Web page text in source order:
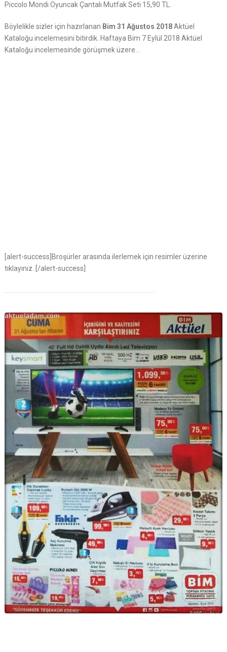
Piccolo Mondi Oyuncak Çantalı Mutfak Seti 15,90 TL.
Böylelikle sizler için hazırlanan Bim 31 Ağustos 2018Aktüel
Kataloğu incelemesini bitirdik. Haftaya Bim 7 Eylül 2018 Aktüel
Kataloğu incelemesinde görüşmek üzere…
[alert-success]Broşürler arasında ilerlemek için resimler üzerine
tıklayınız. [/alert-success]